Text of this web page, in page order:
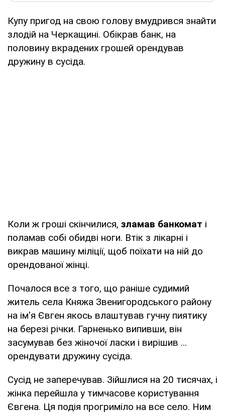
Купу пригод на свою голову вмудрився знайти
злодій на Черкащині. Обікрав банк, на
половину вкрадених грошей орендував
дружину в сусіда.
Коли ж гроші скінчилися, зламав банкомат і
поламав собі обидві ноги. Втік з лікарні і
викрав машину міліції, щоб поїхати на ній до
орендованої жінці.
Почалося все з того, що раніше судимий
житель села Княжа Звенигородського району
на ім'я Євген якось влаштував гучну пиятику
на березі річки. Гарненько випивши, він
засумував без жіночої ласки і вирішив ...
орендувати дружину сусіда.
Сусід не заперечував. Зійшлися на 20 тисячах, і
жінка перейшла у тимчасове користування
Євгена. Ця подія прогриміло на все село. Ним